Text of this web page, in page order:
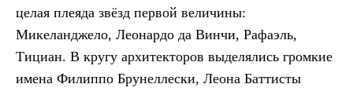
целая плеяда звёзд первой величины:
Микеланджело, Леонардо да Винчи, Рафаэль,
Тициан. В кругу архитекторов выделялись громкие
имена Филиппо Брунеллески, Леона Баттисты